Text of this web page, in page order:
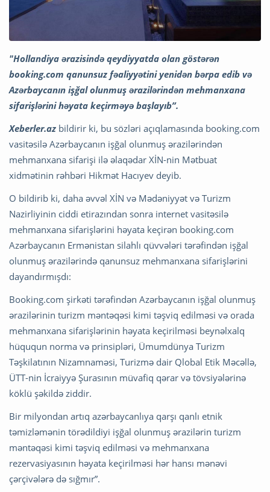
"Hollandiya ərazisində qeydiyyatda olan göstərən
booking.com qanunsuz fəaliyyətini yenidən bərpa edib və
Azərbaycanın işğal olunmuş ərazilərindən mehmanxana
sifarişlərini həyata keçirməyə başlayıb”.
Xeberler.az bildirir ki, bu sözləri açıqlamasında booking.com
vasitəsilə Azərbaycanın işğal olunmuş ərazilərindən
mehmanxana sifarişi ilə əlaqədar XİN-nin Mətbuat
xidmətinin rəhbəri Hikmət Hacıyev deyib.
O bildirib ki, daha əvvəl XİN və Mədəniyyət və Turizm
Nazirliyinin ciddi etirazından sonra internet vasitəsilə
mehmanxana sifarişlərini həyata keçirən booking.com
Azərbaycanın Ermənistan silahlı qüvvələri tərəfindən işğal
olunmuş ərazilərində qanunsuz mehmanxana sifarişlərini
dayandırmışdı:
Booking.com şirkəti tərəfindən Azərbaycanın işğal olunmuş
ərazilərinin turizm məntəqəsi kimi təşviq edilməsi və orada
mehmanxana sifarişlərinin həyata keçirilməsi beynəlxalq
hüququn norma və prinsipləri, Ümumdünya Turizm
Təşkilatının Nizamnaməsi, Turizmə dair Qlobal Etik Məcəllə,
ÜTT-nin İcraiyyə Şurasının müvafiq qərar və tövsiyələrinə
köklü şəkildə ziddir.
Bir milyondan artıq azərbaycanlıya qarşı qanlı etnik
təmizləmənin törədildiyi işğal olunmuş ərazilərin turizm
məntəqəsi kimi təşviq edilməsi və mehmanxana
rezervasiyasının həyata keçirilməsi hər hansı mənəvi
çərçivələrə də sığmır”.